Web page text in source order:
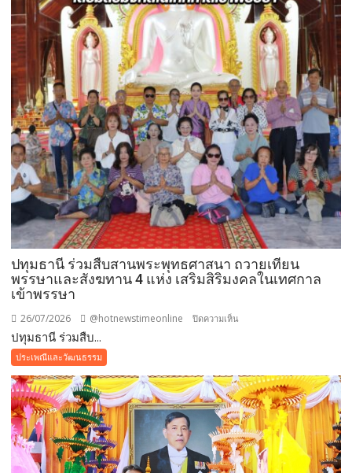
ปทุมธานี ร่วมสืบสานพระพุทธศาสนา ถวายเทียน
พรรษาและสังฆทาน 4 แห่ง เสริมสิริมงคลในเทศกาล
เข้าพรรษา
26/07/2026 @hotnewstimeonline ปิดความเห็น
ศาสนา
ถวาย
เทียน
พรรษา
และ
ปทุมธานี ร่วมสืบ...
ประเพณีและวัฒนธรรม